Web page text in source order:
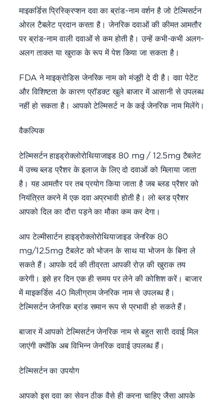
माइकर्डिस प्रिस्क्रिप्शन दवा का ब्रांड-नाम वर्शन है जो टेल्मिसर्टन
ओरल टैबलेट प्रदान करता है। जेनरिक दवाओं की कीमत आमतौर
पर ब्रांड-नाम वाली दवाओं से कम होती है। उन्हें कभी-कभी अलग-
अलग ताकत या खुराक के रूप में पेश किया जा सकता है।
FDA ने माइक्रोडिस जेनरिक नाम को मंजूरी दे दी है। दवा पेटेंट
और विशिष्टता के कारण प्रॉडक्ट खुले बाजार में आसानी से उपलब्ध
नहीं हो सकता है। आपको टेल्मिसर्ट न के कई जेनरिक नाम मिलेंगे।
वैकल्पिक
टेल्मिसर्टन हाइड्रोक्लोरोथियाजाइड 80 mg / 12.5mg टैबलेट
में उच्च ब्लड प्रैशर के इलाज के लिए दो दवाओं को मिलाया जाता
है। यह आमतौर पर तब प्रयोग किया जाता है जब ब्लड प्रैशर को
नियंत्रित करने में एक दवा अप्रभावी होती है। लो ब्लड प्रैशर
आपको दिल का दौरा पड़ने का मौका कम कर देगा।
आप टेल्मीसार्टन हाइड्रोक्लोरोथियाजाइड जेनरिक 80
mg/12.5mg टैबलेट को भोजन के साथ या भोजन के बिना ले
सकते हैं। आपके दर्द की तीव्रता आपकी रोज़ की खुराक तय
करेगी। इसे हर दिन एक ही समय पर लेने की कोशिश करें। बाजार
में माइकर्डिस 40 मिलीग्राम जेनरिक नाम से उपलब्ध है।
टेल्मिसर्टन जेनरिक ब्रांड समान रूप से प्रभावी हो सकते हैं।
बाजार में आपको टेल्मिसर्टन जेनरिक नाम से बहुत सारी दवाई मिल
जाएंगी क्योंकि अब विभिन्न जेनरिक दवाई उपलब्ध हैं।
टेल्मिसर्टन का उपयोग
आपको इस दवा का सेवन ठीक वैसे ही करना चाहिए जैसा आपके